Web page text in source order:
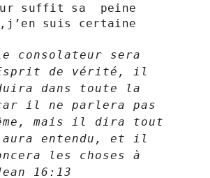
suffit sa  peine
suis certaine
consolateur sera
de vérité, il
dans toute la
il ne parlera pas
mais il dira tout
entendu, et il
les choses à
‭16‬:‭13‬